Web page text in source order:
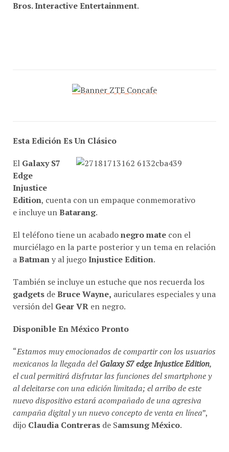
Edge
Injustice
Edition, cuenta con un empaque conmemorativo
e incluye unBatarang.
murciélago en la parte posterior y un tema en relación
aBatmany al juegoInjustice Edition .
gadgetsdeBruce Wayne,auriculares especiales y una
versión delGear VRen negro.
mexicanos la llegada delGalaxy S7 edge Injustice Edition,
el cual permitirá disfrutar las funciones del smartphone y
al deleitarse con una edición limitada; el arribo de este
nuevo dispositivo estará acompañado de una agresiva
campaña digital y un nuevo concepto de venta en línea
dijoClaudia Contrerasde Samsung México.